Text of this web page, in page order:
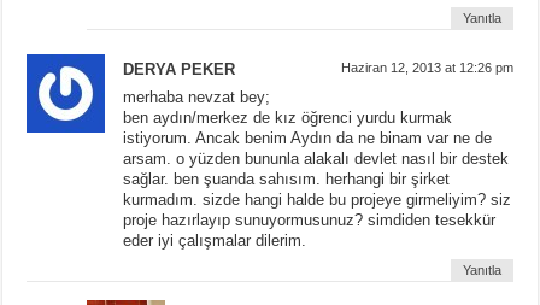
Yanıtla
DERYA PEKER Haziran 12, 2013 at 12:26 pm
merhaba nevzat bey;
ben aydın/merkez de kız öğrenci yurdu kurmak
istiyorum. Ancak benim Aydın da ne binam var ne de
arsam. o yüzden bununla alakalı devlet nasıl bir destek
sağlar. ben şuanda sahısım. herhangi bir şirket
kurmadım. sizde hangi halde bu projeye girmeliyim? siz
proje hazırlayıp sunuyormusunuz? simdiden tesekkür
eder iyi çalışmalar dilerim.
Yanıtla